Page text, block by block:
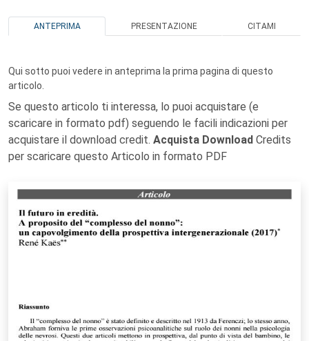
ANTEPRIMA PRESENTAZIONE CITAMI
Qui sotto puoi vedere in anteprima la prima pagina di questo
articolo.
Se questo articolo ti interessa, lo puoi acquistare (e
scaricare in formato pdf) seguendo le facili indicazioni per
acquistare il download credit. Acquista Download Credits
per scaricare questo Articolo in formato PDF